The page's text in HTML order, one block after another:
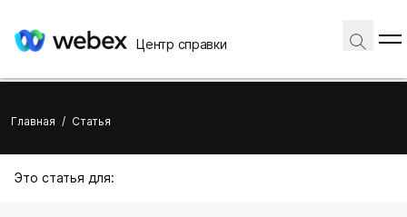
Центр справки
Главная / Статья
Это статья для: